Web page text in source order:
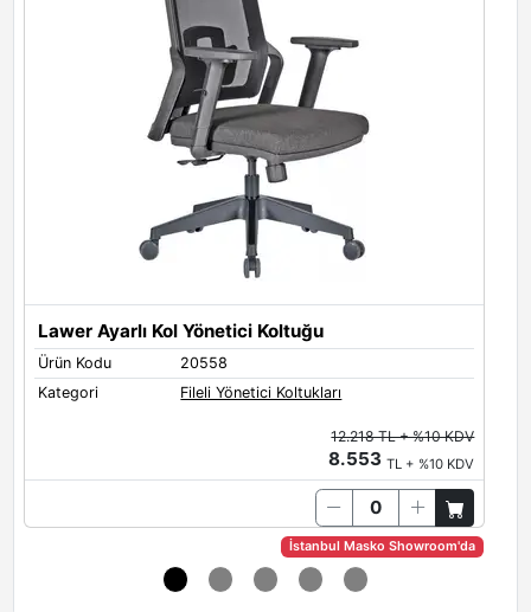
Lawer Ayarlı Kol Yönetici Koltuğu
Ürün Kodu
20558
Kategori
Fileli Yönetici Koltukları
12.218 TL + %10 KDV
8.553TL + %10 KDV
İstanbul Masko Showroom'da